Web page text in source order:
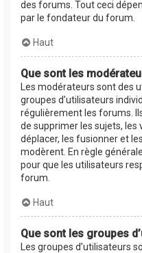
des forums. Tout ceci
par le fondateur du forum.
Haut
Que sont les
Les modérateurs sont des
groupes d’utilisateurs
régulièrement les forums.
de supprimer les sujets, les
déplacer, les fusionner et
modèrent. En règle
pour que les utilisateurs
forum.
Haut
Que sont les groupes
Les groupes d’utilisateurs